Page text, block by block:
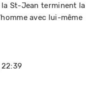
St-Jean terminent la
avec lui-même
22:39